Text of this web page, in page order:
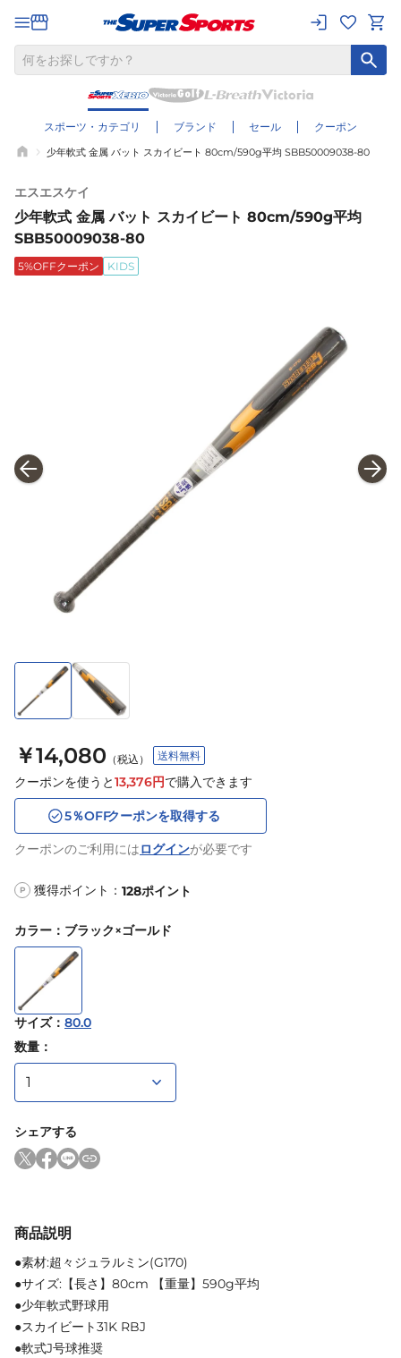
スポーツ・カテゴリ ブランド セール クーポン
少年軟式 金属 バット スカイビート 80cm/590g平均 SBB50009038-80
エスエスケイ
少年軟式 金属 バット スカイビート 80cm/590g平均
SBB50009038-80
5%OFFクーポン KIDS
￥14,080 （税込） 送料無料
クーポンを使うと13,376円で購入できます
5％OFFクーポンを取得する
クーポンのご利用にはログインが必要です
P 獲得ポイント： 128ポイント
カラー ： ブラック×ゴールド
サイズ： 80.0
数量：
シェアする
商品説明
●素材:超々ジュラルミン(G170)
●サイズ:【長さ】80cm 【重量】590g平均
●少年軟式野球用
●スカイビート31K RBJ
●軟式J号球推奨